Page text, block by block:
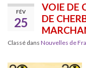
FÉV
25
VOIE DE
DE
Classé dans Nouvelles de